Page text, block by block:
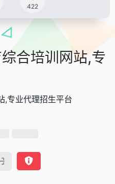
422
合培训网站,专
,专业代理招生平台